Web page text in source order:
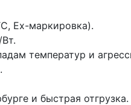
Ex-маркировка).
температур и
и быстрая отгрузка.